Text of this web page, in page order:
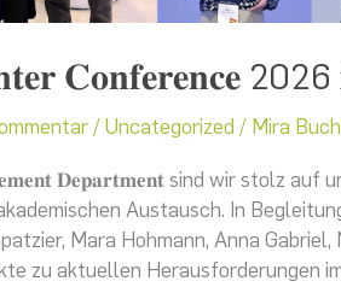
𝐂𝐨𝐧𝐟𝐞𝐫𝐞𝐧𝐜𝐞 2026
/ Uncategorized / Mira
𝐃𝐞𝐩𝐚𝐫𝐭𝐦𝐞𝐧𝐭 sind wir stolz auf
Austausch. In
Mara Hohmann, Anna
zu aktuellen Herausforderungen